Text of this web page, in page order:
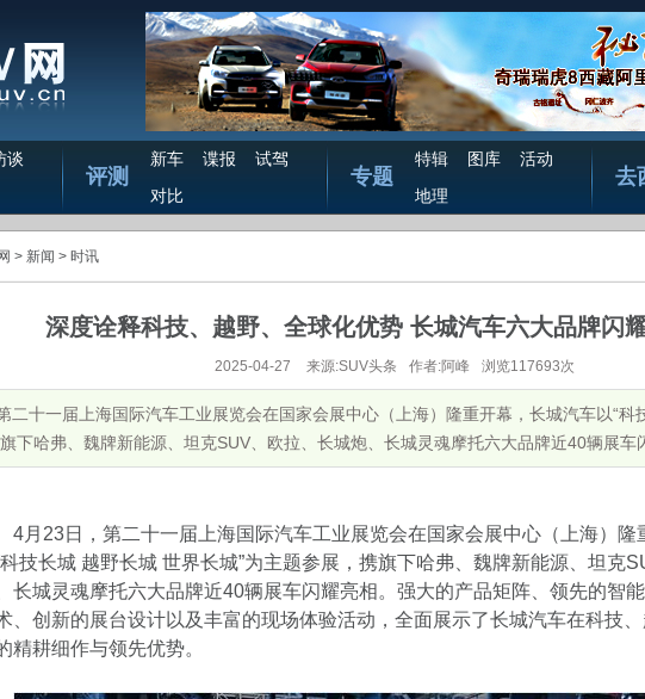
谈
评测
新车 谍报
试驾
对比
专题
特辑 图库
活动
地理
去
> 新闻 > 时讯
深度诠释科技、越野、全球化优势 长城汽车六大品牌闪
2025-04-27 来源:SUV头条 作者:阿峰 浏览117693次
二十一届上海国际汽车工业展览会在国家会展中心（上海）隆重开幕，长城汽车以“科
下哈弗、魏牌新能源、坦克SUV、欧拉、长城炮、长城灵魂摩托六大品牌近40辆展车
4月23日， 第二十一届上海国际汽车工业展览会在国家会展中心（上海）隆
科技长城 越野长城 世界长城”为主题参展，携旗下哈弗、魏牌新能源、坦克
长城灵魂摩托六大品牌近40辆展车闪耀亮相。强大的产品矩阵、领先的智
、创新的展台设计以及丰富的现场体验活动，全面展示了长城汽车在科技
精耕细作与领先优势。